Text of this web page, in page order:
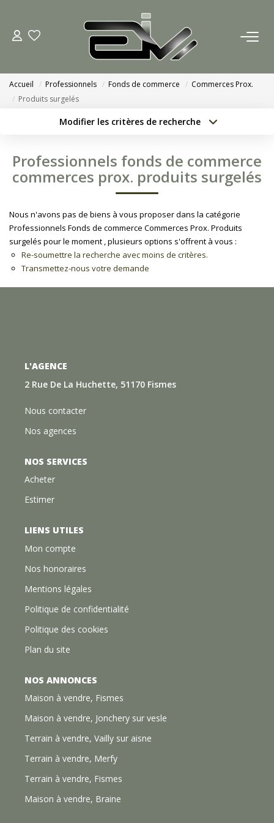
ACCUEIL
Nous Rejoindre
ACHETER
ESTIMATION
CONTACT
Accueil Professionnels Fonds de commerce
Commerces Prox.
Produits surgelés
Modifier les critères de recherche
Localisation Type de bien
Budget max
Professionnels fonds de commerce
commerces prox. produits surgelés
Nous n'avons pas de biens à vous proposer dans la catégorie
Professionnels Fonds de commerce Commerces Prox. Produits
surgelés pour le moment , plusieurs options s'offrent à vous :
Re-soumettre la recherche avec moins de critères.
Transmettez-nous votre demande
L'AGENCE
2 Rue De La Huchette, 51170 Fismes
Nous contacter
Nos agences
NOS SERVICES
Acheter
Estimer
LIENS UTILES
Mon compte
Nos honoraires
Mentions légales
Politique de confidentialité
Politique des cookies
Plan du site
NOS ANNONCES
Maison à vendre, Fismes
Maison à vendre, Jonchery sur vesle
Terrain à vendre, Vailly sur aisne
Terrain à vendre, Merfy
Terrain à vendre, Fismes
Maison à vendre, Braine